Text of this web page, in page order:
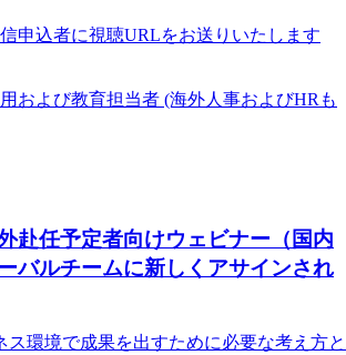
申込者に視聴URLをお送りいたします
および教育担当者 (海外人事およびHRも
赴任予定者向けウェビナー（国内
バルチームに新しくアサインされ
ス環境で成果を出すために必要な考え方と